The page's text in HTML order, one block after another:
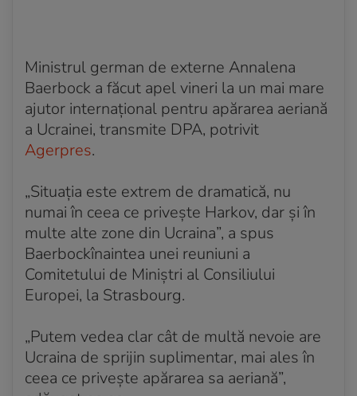
Ministrul german de externe Annalena
Baerbock a făcut apel vineri la un mai mare
ajutor internaţional pentru apărarea aeriană
a Ucrainei, transmite DPA, potrivit
Agerpres.
„Situaţia este extrem de dramatică, nu
numai în ceea ce priveşte Harkov, dar şi în
multe alte zone din Ucraina”, a spus
Baerbockînaintea unei reuniuni a
Comitetului de Miniştri al Consiliului
Europei, la Strasbourg.
„Putem vedea clar cât de multă nevoie are
Ucraina de sprijin suplimentar, mai ales în
ceea ce priveşte apărarea sa aeriană”,